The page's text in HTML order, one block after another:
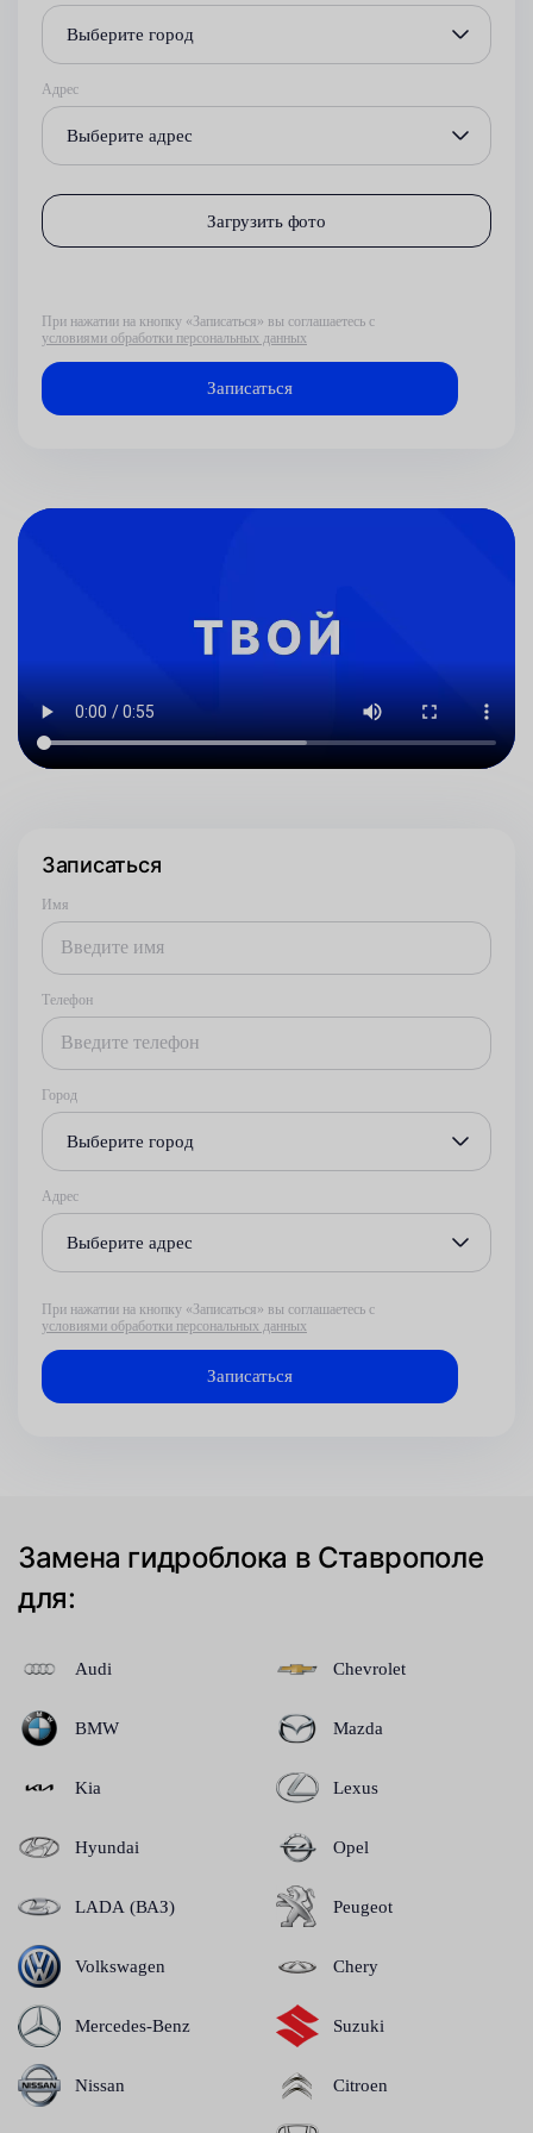
Выберите город
Адрес
Выберите адрес
Загрузить фото
При нажатии на кнопку «Записаться» вы соглашаетесь с
условиями обработки персональных данных
Записаться
Имя
Телефон
Город
Выберите город
Адрес
Выберите адрес
При нажатии на кнопку «Записаться» вы соглашаетесь с
условиями обработки персональных данных
Замена гидроблока в Ставрополе
для:
Audi
BMW
Kia
Hyundai
LADA (ВАЗ)
Volkswagen
Mercedes-Benz
Nissan
Chevrolet
Mazda
Lexus
Opel
Peugeot
Chery
Suzuki
Citroen